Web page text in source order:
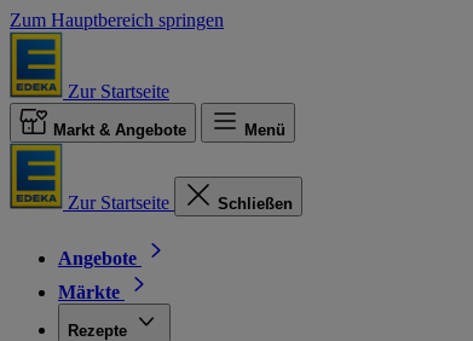
Zum Hauptbereich springen
Zur Startseite
Markt & Angebote Menü
Zur Startseite Schließen
Angebote
Märkte
Rezepte